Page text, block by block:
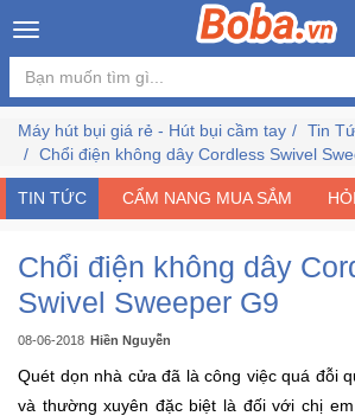
×
Đăng
nhập
ký
Chủ
Đang
Hot
Máy hút bụi giá rẻ - Hút bụi cầm tay
Tin
Chổi điện không dây Cordless Swivel
TIN TỨC CẨM NANG MUA SẮM
Chổi điện không dây
Swivel Sweeper G9
08-06-2018 Hiền Nguyễn
Quét dọn nhà cửa đã là công việc quá đỗi
và thường xuyên đặc biệt là đối với chị